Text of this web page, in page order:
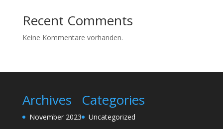
Recent Comments
Keine Kommentare vorhanden.
Archives
November 2023
Categories
Uncategorized